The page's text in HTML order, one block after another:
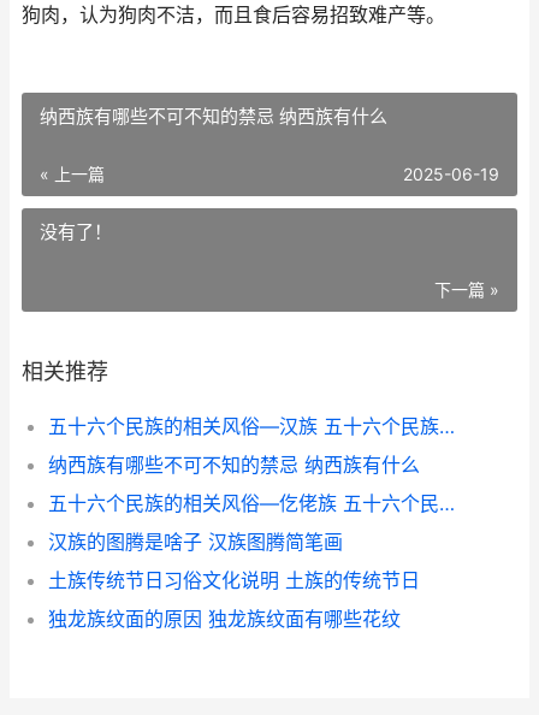
狗肉，认为狗肉不洁，而且食后容易招致难产等。
纳西族有哪些不可不知的禁忌 纳西族有什么
« 上一篇 2025-06-19
没有了！
下一篇 »
相关推荐
五十六个民族的相关风俗—汉族 五十六个民族的服装
纳西族有哪些不可不知的禁忌 纳西族有什么
五十六个民族的相关风俗—仡佬族 五十六个民族的由来 百度文库
汉族的图腾是啥子 汉族图腾简笔画
土族传统节日习俗文化说明 土族的传统节日
独龙族纹面的原因 独龙族纹面有哪些花纹